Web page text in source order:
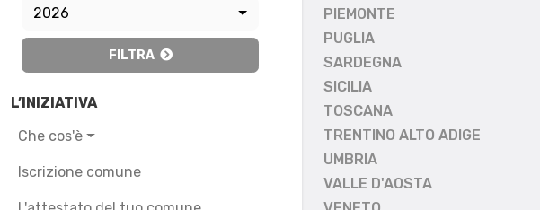
2026
FILTRA
L’INIZIATIVA
Che cos'è
Iscrizione comune
PIEMONTE
PUGLIA
SARDEGNA
SICILIA
TOSCANA
TRENTINO ALTO ADIGE
UMBRIA
VALLE D'AOSTA